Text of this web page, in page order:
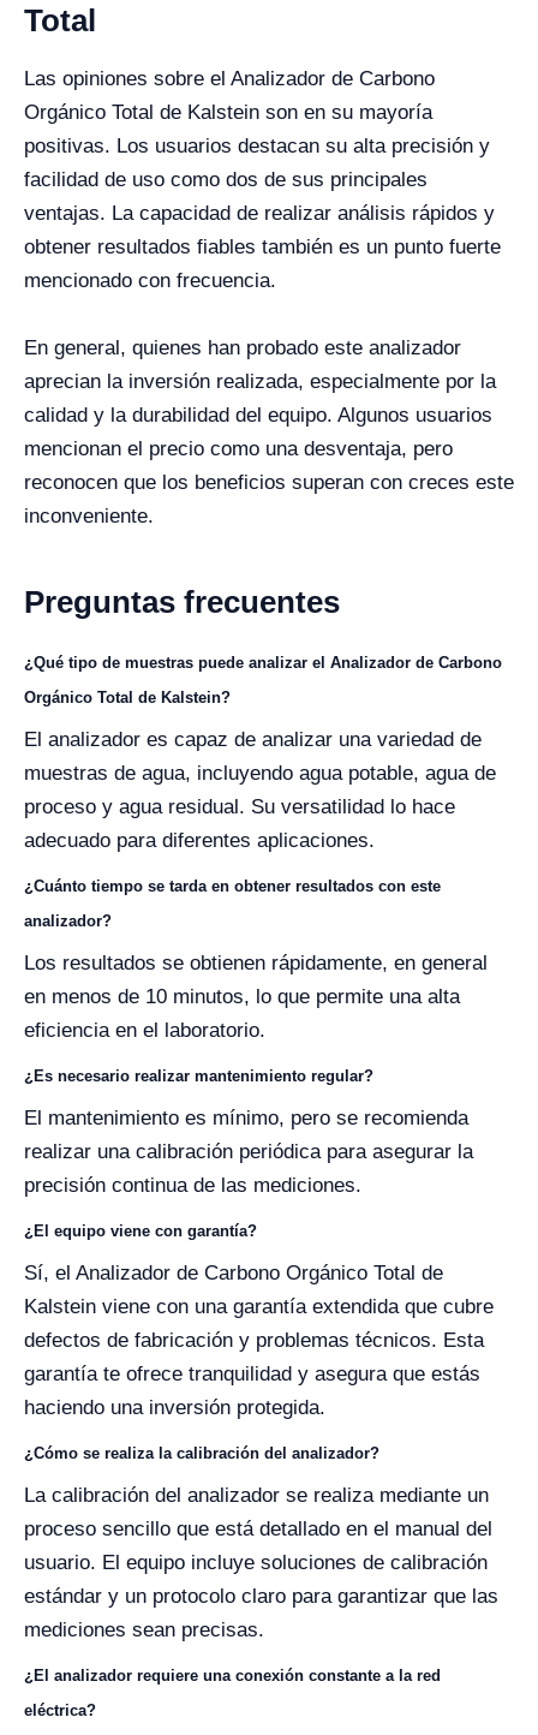
Total
Las opiniones sobre el Analizador de Carbono
Orgánico Total de Kalstein son en su mayoría
positivas. Los usuarios destacan su alta precisión y
facilidad de uso como dos de sus principales
ventajas. La capacidad de realizar análisis rápidos y
obtener resultados fiables también es un punto fuerte
mencionado con frecuencia.
En general, quienes han probado este analizador
aprecian la inversión realizada, especialmente por la
calidad y la durabilidad del equipo. Algunos usuarios
mencionan el precio como una desventaja, pero
reconocen que los beneficios superan con creces este
inconveniente.
Preguntas frecuentes
¿Qué tipo de muestras puede analizar el Analizador de Carbono
Orgánico Total de Kalstein?
El analizador es capaz de analizar una variedad de
muestras de agua, incluyendo agua potable, agua de
proceso y agua residual. Su versatilidad lo hace
adecuado para diferentes aplicaciones.
¿Cuánto tiempo se tarda en obtener resultados con este
analizador?
Los resultados se obtienen rápidamente, en general
en menos de 10 minutos, lo que permite una alta
eficiencia en el laboratorio.
¿Es necesario realizar mantenimiento regular?
El mantenimiento es mínimo, pero se recomienda
realizar una calibración periódica para asegurar la
precisión continua de las mediciones.
¿El equipo viene con garantía?
Sí, el Analizador de Carbono Orgánico Total de
Kalstein viene con una garantía extendida que cubre
defectos de fabricación y problemas técnicos. Esta
garantía te ofrece tranquilidad y asegura que estás
haciendo una inversión protegida.
¿Cómo se realiza la calibración del analizador?
La calibración del analizador se realiza mediante un
proceso sencillo que está detallado en el manual del
usuario. El equipo incluye soluciones de calibración
estándar y un protocolo claro para garantizar que las
mediciones sean precisas.
¿El analizador requiere una conexión constante a la red
eléctrica?